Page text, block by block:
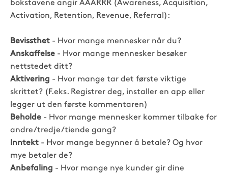
bokstavene angir AAARRR (Awareness, Acquisition,
Activation, Retention, Revenue, Referral):
Bevissthet - Hvor mange mennesker når du?
Anskaffelse - Hvor mange mennesker besøker
nettstedet ditt?
Aktivering - Hvor mange tar det første viktige
skrittet? (F.eks. Registrer deg, installer en app eller
legger ut den første kommentaren)
Beholde - Hvor mange mennesker kommer tilbake for
andre/tredje/tiende gang?
Inntekt - Hvor mange begynner å betale? Og hvor
mye betaler de?
Anbefaling - Hvor mange nye kunder gir dine